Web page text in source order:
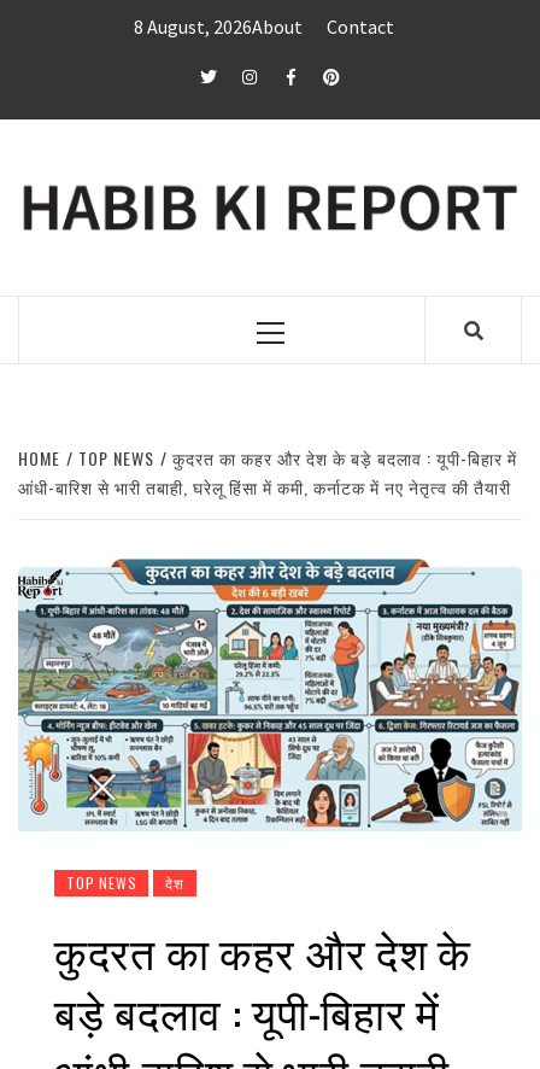
8 August, 2026About Contact
twitterInstagramFacebookPinterest
Primary
HOME TOP NEWS
कुदरत का कहर और देश के बड़े बदलाव : यूपी-बिहार में
आंधी-बारिश से भारी तबाही, घरेलू हिंसा में कमी, कर्नाटक में नए नेतृत्व की तैयारी
TOP NEWS देश
कुदरत का कहर और देश के
बड़े बदलाव : यूपी-बिहार में